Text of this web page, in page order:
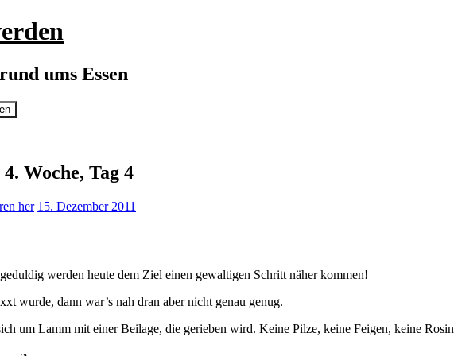
ums Essen
Woche, Tag 4
her 15. Dezember 2011
werden heute dem Ziel einen gewaltigen Schritt näher kommen!
wurde, dann war’s nah dran aber nicht genau genug.
um Lamm mit einer Beilage, die gerieben wird. Keine Pilze, keine Feigen, keine